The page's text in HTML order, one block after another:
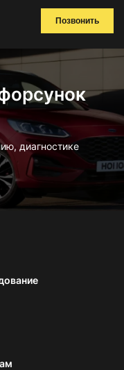
Позвонить
диагностике